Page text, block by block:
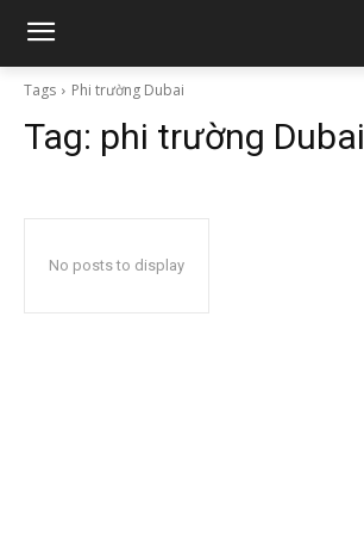
Tags Phi trường Dubai
Tag: phi trường Dubai
No posts to display